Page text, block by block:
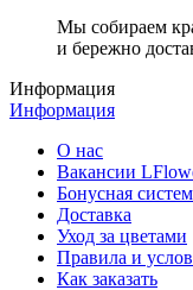
Мы собираем
и бережно
Информация
Информация
О нас
Вакансии
Бонусная
Доставка
Уход за цветами
Правила и
Как заказать